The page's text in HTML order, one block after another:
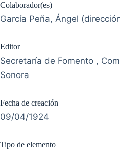
Colaborador(es)
García Peña, Ángel
Editor
Secretaría de Fomento ,
Sonora
Fecha de creación
09/04/1924
Tipo de elemento